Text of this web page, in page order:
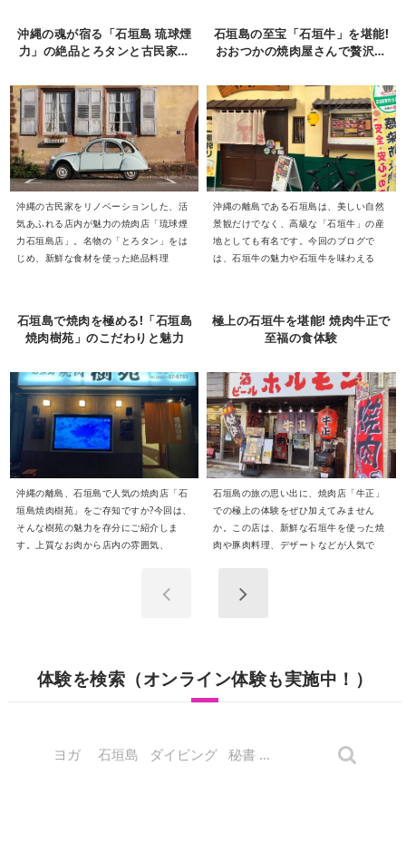
沖縄の魂が宿る「石垣島 琉球煙
力」の絶品とろタンと古民家リ
沖縄の古民家をリノベーションした、活
気あふれる店内が魅力の焼肉店「琉球煙
力石垣島店」。名物の「とろタン」をは
じめ、新鮮な食材を使った絶品料理
石垣島の至宝「石垣牛」を堪能!
おおつかの焼肉屋さんで贅沢体
沖縄の離島である石垣島は、美しい自然
景観だけでなく、高級な「石垣牛」の産
地としても有名です。今回のブログで
は、石垣牛の魅力や石垣牛を味わえる
石垣島で焼肉を極める!「石垣島
焼肉樹苑」のこだわりと魅力
沖縄の離島、石垣島で人気の焼肉店「石
垣島焼肉樹苑」をご存知ですか?今回は、
そんな樹苑の魅力を存分にご紹介しま
す。上質なお肉から店内の雰囲気、
極上の石垣牛を堪能! 焼肉牛正で
至福の食体験
石垣島の旅の思い出に、焼肉店「牛正」
での極上の体験をぜひ加えてみません
か。この店は、新鮮な石垣牛を使った焼
肉や豚肉料理、デザートなどが人気で
体験を検索（オンライン体験も実施中！）